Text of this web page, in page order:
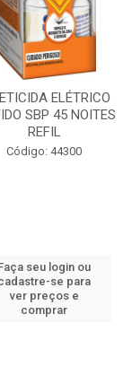
ELÉTRICO
SBP 45 NOITES
REFIL
Código: 44300
seu login ou
se para
ver preços e
comprar